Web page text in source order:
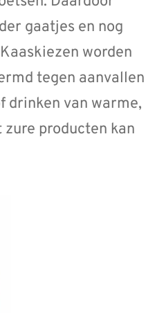
gaatjes en nog
worden
tegen aanvallen
drinken van warme,
producten kan